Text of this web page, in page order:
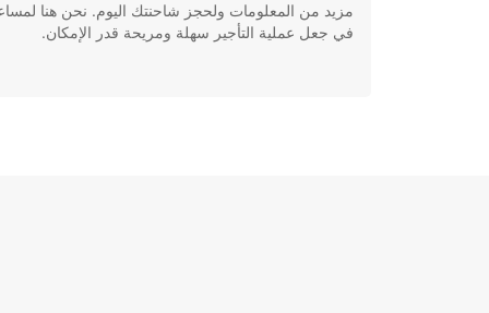
مزيد من المعلومات ولحجز شاحنتك اليوم. نحن هنا
في جعل عملية التأجير سهلة ومريحة قدر الإمكان.